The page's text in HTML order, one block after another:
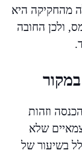
מהחקיקה היא
ולכן החובה
וזהות
שלא
בשיעור של